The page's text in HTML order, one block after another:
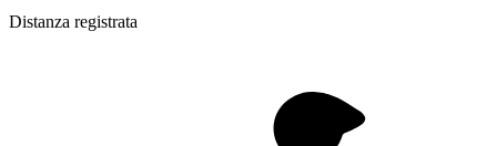
Distanza registrata